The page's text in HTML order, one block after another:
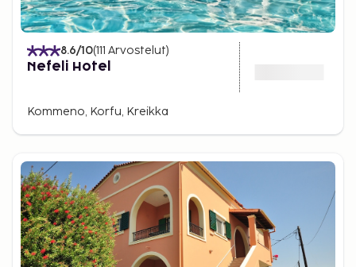
8.6/10(111 Arvostelut)
Nefeli Hotel
Kommeno, Korfu, Kreikka